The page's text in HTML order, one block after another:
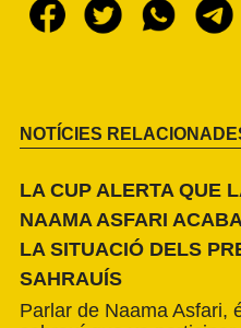
NOTÍCIES
LA CUP ALERTA QUE
NAAMA ASFARI
LA SITUACIÓ DELS
SAHRAUÍS
Parlar de Naama Asfari,